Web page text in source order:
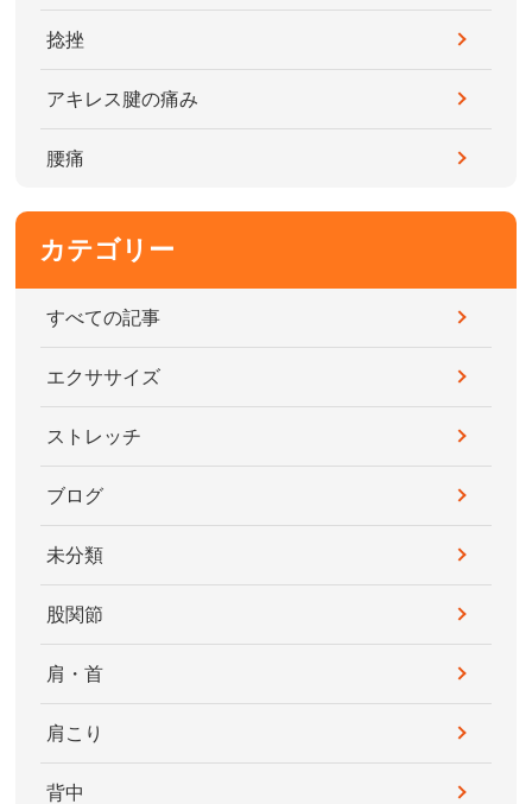
捻挫
アキレス腱の痛み
腰痛
カテゴリー
すべての記事
エクササイズ
ストレッチ
ブログ
未分類
股関節
肩・首
肩こり
背中